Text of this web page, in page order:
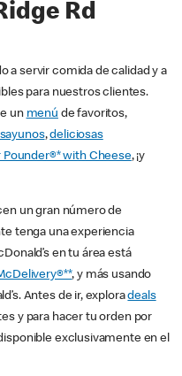
Rd
a servir comida de calidad y a
para nuestros clientes.
un menú de favoritos,
,deliciosas
Pounder®* with Cheese, ¡y
un gran número de
tenga una experiencia
en tu área está
, y más usando
Antes de ir, exploradeals
y para hacer tu orden por
exclusivamente en el